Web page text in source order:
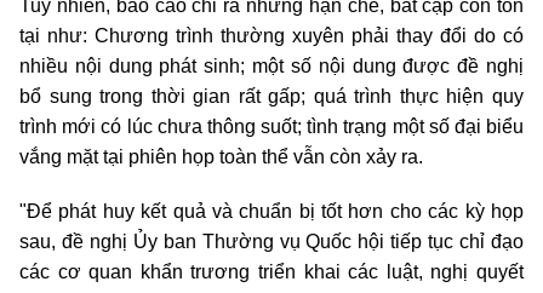
Tuy nhiên, báo cáo chỉ ra những hạn chế, bất cập còn tồn
tại như: Chương trình thường xuyên phải thay đổi do có
nhiều nội dung phát sinh; một số nội dung được đề nghị
bổ sung trong thời gian rất gấp; quá trình thực hiện quy
trình mới có lúc chưa thông suốt; tình trạng một số đại biểu
vắng mặt tại phiên họp toàn thể vẫn còn xảy ra.
"Để phát huy kết quả và chuẩn bị tốt hơn cho các kỳ họp
sau, đề nghị Ủy ban Thường vụ Quốc hội tiếp tục chỉ đạo
các cơ quan khẩn trương triển khai các luật, nghị quyết